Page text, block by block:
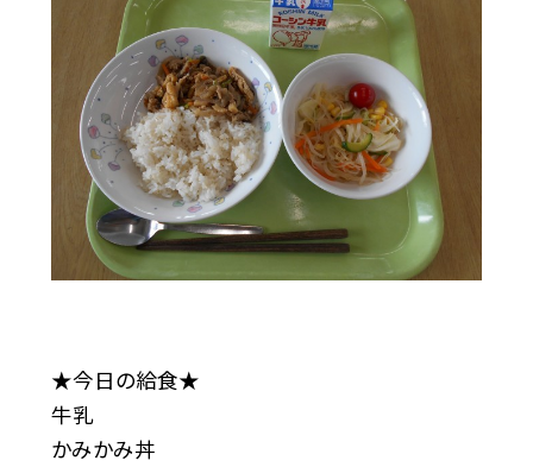
★今日の給食★
牛乳
かみかみ丼